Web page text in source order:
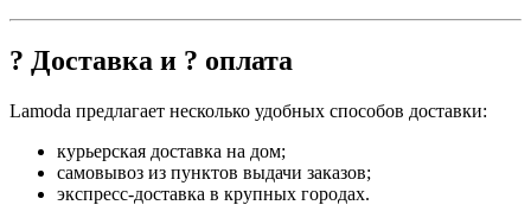
? Доставка и ? оплата
Lamoda предлагает несколько удобных способов доставки:
курьерская доставка на дом;
самовывоз из пунктов выдачи заказов;
экспресс-доставка в крупных городах.